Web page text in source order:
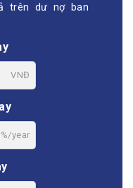
trên dư nợ ban
VNĐ
%/year